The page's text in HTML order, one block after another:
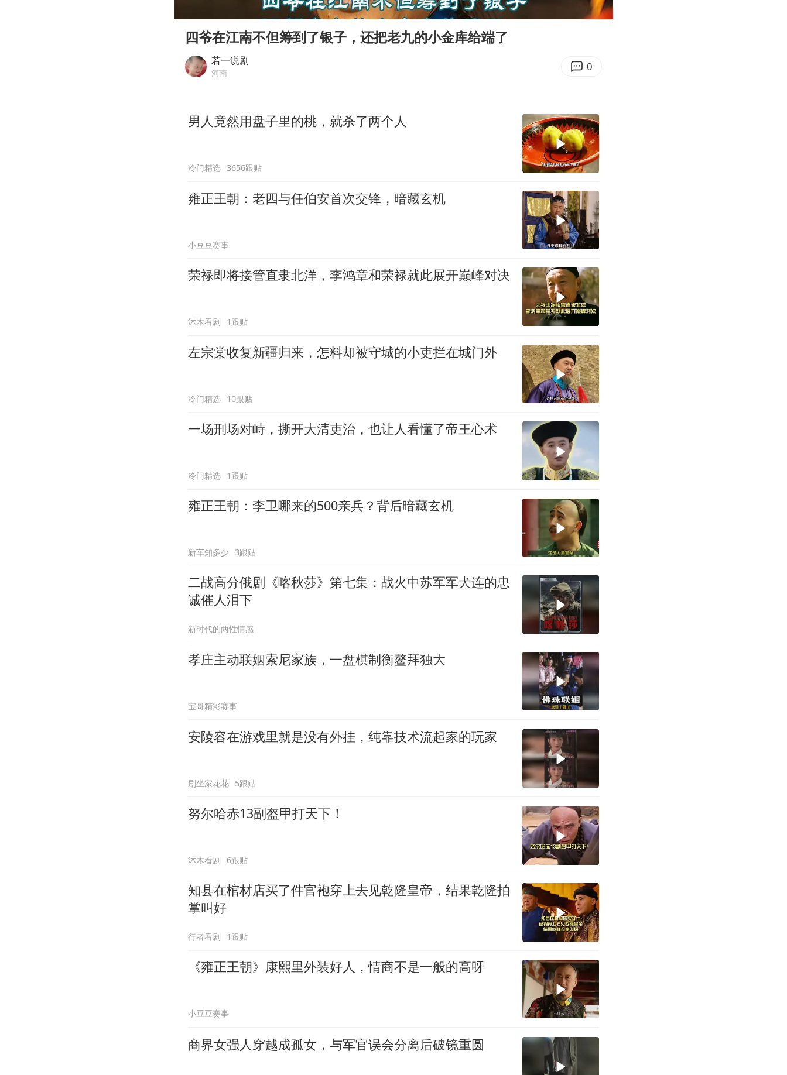
“立秋的第一杯奶茶”又爆单了
国防部：坚决反制任何闹海挑衅图谋
两名乘客在飞机上因调节座椅起冲突
Enter
四爷在江南不但筹到了银子，还把老九的小金库给端了
若一说剧
河南 0
男人竟然用盘子里的桃，就杀了两个人
冷门精选 3656跟贴
雍正王朝：老四与任伯安首次交锋，暗藏玄机
小豆豆赛事
荣禄即将接管直隶北洋，李鸿章和荣禄就此展开巅峰对决
沐木看剧 1跟贴
左宗棠收复新疆归来，怎料却被守城的小吏拦在城门外
冷门精选 10跟贴
一场刑场对峙，撕开大清吏治，也让人看懂了帝王心术
冷门精选 1跟贴
雍正王朝：李卫哪来的500亲兵？背后暗藏玄机
新车知多少 3跟贴
二战高分俄剧《喀秋莎》第七集：战火中苏军军犬连的忠
诚催人泪下
新时代的两性情感
孝庄主动联姻索尼家族，一盘棋制衡鳌拜独大
宝哥精彩赛事
安陵容在游戏里就是没有外挂，纯靠技术流起家的玩家
剧坐家花花 5跟贴
努尔哈赤13副盔甲打天下！
沐木看剧 6跟贴
知县在棺材店买了件官袍穿上去见乾隆皇帝，结果乾隆拍
掌叫好
行者看剧 1跟贴
《雍正王朝》康熙里外装好人，情商不是一般的高呀
小豆豆赛事
商界女强人穿越成孤女，与军官误会分离后破镜重圆